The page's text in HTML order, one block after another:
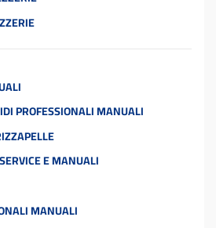
PROFESSIONALI MANUALI
E MANUALI
MANUALI